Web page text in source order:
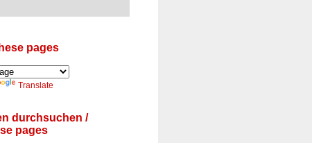
pages
Translate
durchsuchen /
pages